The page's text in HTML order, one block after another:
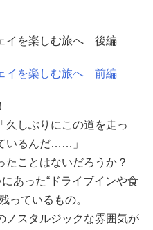
イを楽しむ旅へ 後編
イを楽しむ旅へ 前編
久しぶりにこの道を走っ
いるんだ……」
たことはないだろうか？
あった“ドライブインや食
っているもの。
ノスタルジックな雰囲気が